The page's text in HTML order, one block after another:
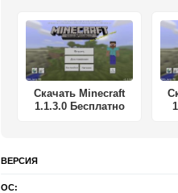
Скачать Minecraft
1.1.3.0 Бесплатно
ВЕРСИЯ
ОС: